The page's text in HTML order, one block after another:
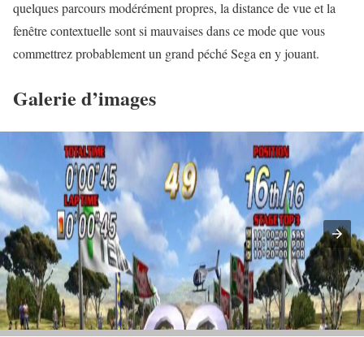
quelques parcours modérément propres, la distance de vue et la
fenêtre contextuelle sont si mauvaises dans ce mode que vous
commettrez probablement un grand péché Sega en y jouant.
Galerie d’images